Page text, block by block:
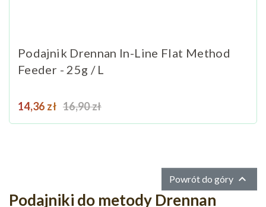
Podajnik Drennan In-Line Flat Method
Feeder - 25g / L
Cena
14,36 zł Cena podstawowa
16,90 zł
Powrót do góry 
Podajniki do metody Drennan